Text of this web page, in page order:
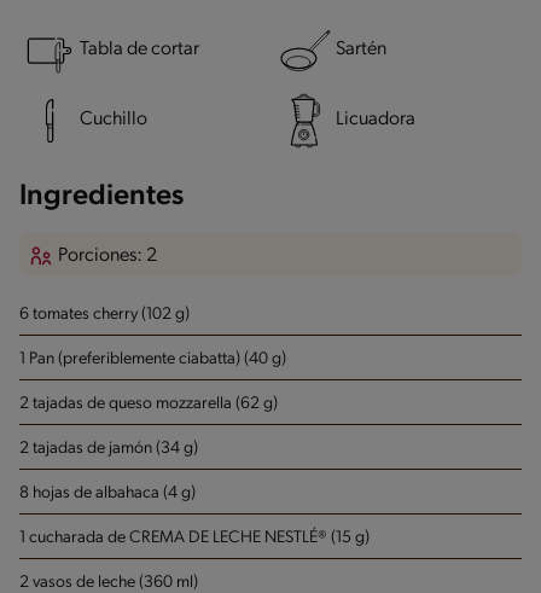
Tabla de cortar Sartén
Cuchillo Licuadora
Ingredientes
Porciones: 2
6 tomates cherry (102 g)
1 Pan (preferiblemente ciabatta) (40 g)
2 tajadas de queso mozzarella (62 g)
2 tajadas de jamón (34 g)
8 hojas de albahaca (4 g)
1 cucharada de CREMA DE LECHE NESTLÉ® (15 g)
2 vasos de leche (360 ml)